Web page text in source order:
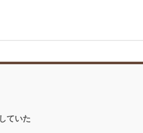
ていた